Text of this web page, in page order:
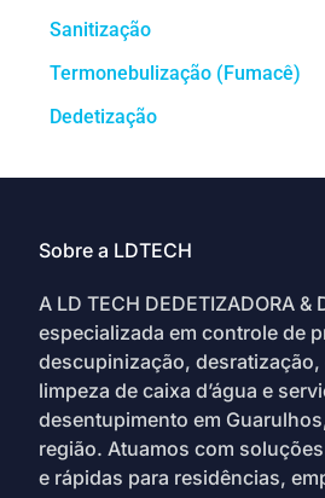
Sanitização
Termonebulização (Fumacê)
Dedetização
Sobre a LDTECH
A LD TECH DEDETIZADORA &
especializada em controle de
descupinização,
limpeza de caixa d’água e
desentupimento em
região. Atuamos com
e rápidas para residências,